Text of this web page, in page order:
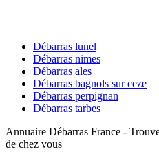
Débarras lunel
Débarras nimes
Débarras ales
Débarras bagnols sur ceze
Débarras perpignan
Débarras tarbes
Annuaire Débarras France -
de chez vous